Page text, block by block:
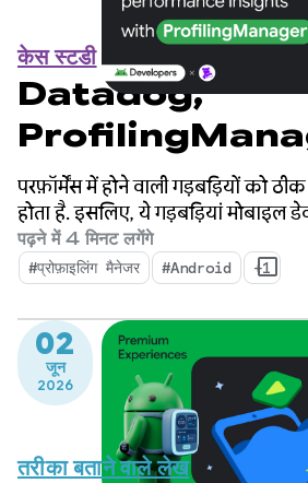
केस स्टडी
Datadog,
मदद से परफ़ॉर्मेंस के बारे
जानकारी उपलब्ध कराता
परफ़ॉर्मेंस में होने वाली गड़बड़ियों को
होता है. इसलिए, ये गड़बड़ियां मोबाइल
चुनौती बन जाती हैं.
पढ़ने में 4 मिनट लगेंगे
#प्रोफ़ाइलिंग मैनेजर #Android +1
02
जून
2026
तरीका बताने वाले लेख